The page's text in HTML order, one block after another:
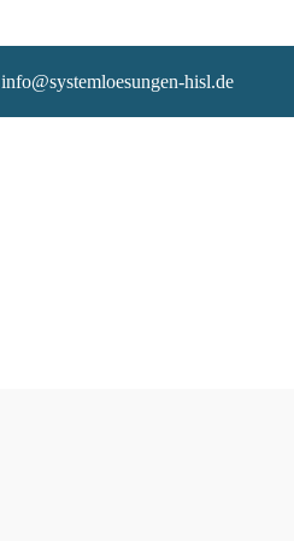
info@systemloesungen-hisl.de